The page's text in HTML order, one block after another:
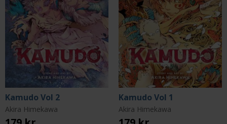
Kamudo Vol 2
Akira Himekawa
Kamudo Vol 1
Akira Himekawa